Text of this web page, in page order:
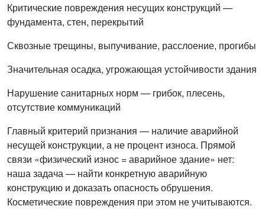
Критические повреждения несущих конструкций —
фундамента, стен, перекрытий
Сквозные трещины, выпучивание, расслоение, прогибы
Значительная осадка, угрожающая устойчивости здания
Нарушение санитарных норм — грибок, плесень,
отсутствие коммуникаций
Главный критерий признания — наличие аварийной
несущей конструкции, а не процент износа. Прямой
связи «физический износ = аварийное здание» нет:
наша задача — найти конкретную аварийную
конструкцию и доказать опасность обрушения.
Косметические повреждения при этом не учитываются.